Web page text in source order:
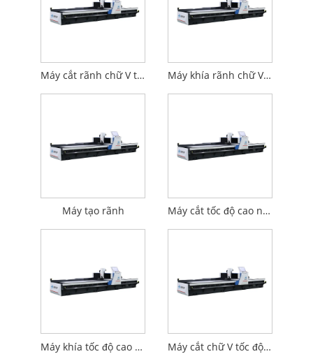
Máy cắt rãnh chữ V tốc độ cao ngang CNC Máy khía rãnh chữ V tốc độ cao ngang CNC
Máy tạo rãnh Máy cắt tốc độ cao ngang
Máy khía tốc độ cao ngang Máy cắt chữ V tốc độ cao ngang